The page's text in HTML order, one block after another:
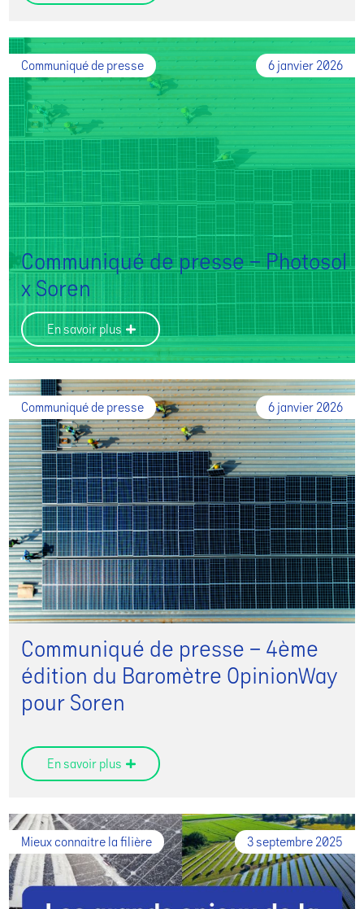
6 janvier 2026
Communiqué de presse
Communiqué de presse – Photosol
x Soren
En savoir plus
6 janvier 2026
Communiqué de presse
Communiqué de presse – 4ème
édition du Baromètre OpinionWay
pour Soren
En savoir plus
3 septembre 2025
Mieux connaitre la filière